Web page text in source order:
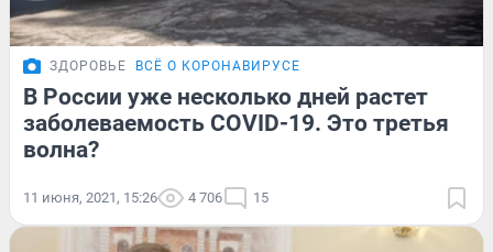
ЗДОРОВЬЕ ВСЁ О КОРОНАВИРУСЕ
В России уже несколько дней растет
заболеваемость COVID-19. Это третья
волна?
11 июня, 2021, 15:26 4 706 15